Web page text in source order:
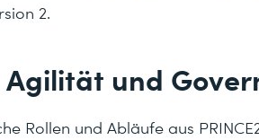
2.
und
Rollen und Abläufe aus